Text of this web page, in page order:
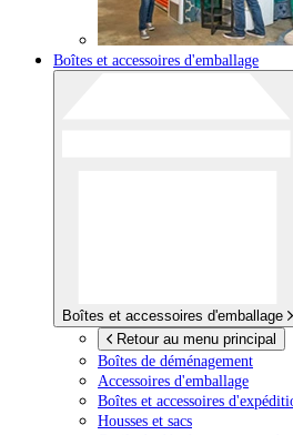
Boîtes et accessoires d'emballage
Boîtes et accessoires d'emballage
Retour au menu principal
Boîtes de déménagement
Accessoires d'emballage
Boîtes et accessoires
Housses et sacs